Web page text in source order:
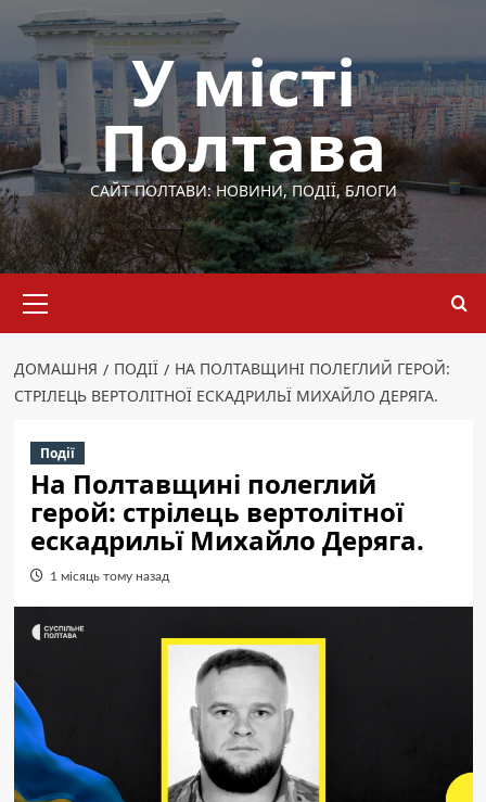
Перейти
вмісту
У місті
Полтава
САЙТ ПОЛТАВИ: НОВИНИ, ПОДІЇ, БЛОГИ
меню
ДОМАШНЯ ПОДІЇ
НА ПОЛТАВЩИНІ ПОЛЕГЛИЙ ГЕРОЙ:
СТРІЛЕЦЬ ВЕРТОЛІТНОЇ ЕСКАДРИЛЬЇ МИХАЙЛО ДЕРЯГА.
Події
На Полтавщині полеглий
герой: стрілець вертолітної
ескадрильї Михайло Деряга.
1 місяць тому назад